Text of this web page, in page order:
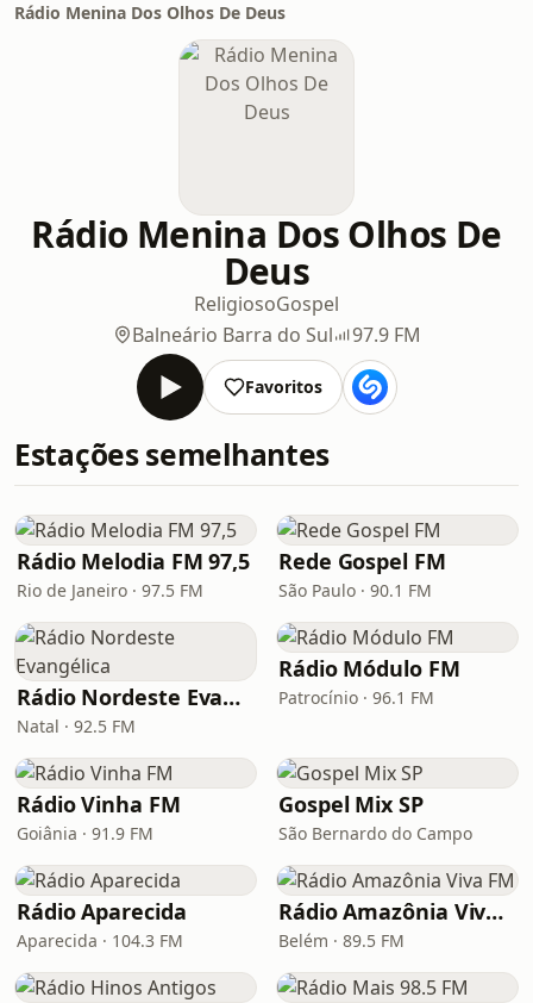
Rádio Menina Dos Olhos De Deus
Rádio Menina Dos Olhos De
Deus
ReligiosoGospel
Balneário Barra do Sul
97.9 FM
Favoritos
Estações semelhantes
Rádio Melodia FM 97,5
Rio de Janeiro · 97.5 FM
Rede Gospel FM
São Paulo · 90.1 FM
Rádio Nordeste Evangélica
Natal · 92.5 FM
Rádio Módulo FM
Patrocínio · 96.1 FM
Rádio Vinha FM
Goiânia · 91.9 FM
Gospel Mix SP
São Bernardo do Campo
Rádio Aparecida
Aparecida · 104.3 FM
Rádio Amazônia Viva FM
Belém · 89.5 FM